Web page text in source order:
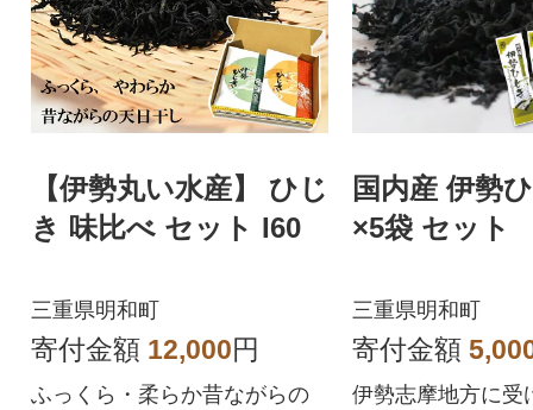
【伊勢丸い水産】 ひじ
き 味比べ セット I60
三重県明和町
寄付金額 12,000円
ふっくら・柔らか昔ながらの
国内産 伊勢
×5袋 セット
三重県明和町
寄付金額
伊勢志摩地方に受